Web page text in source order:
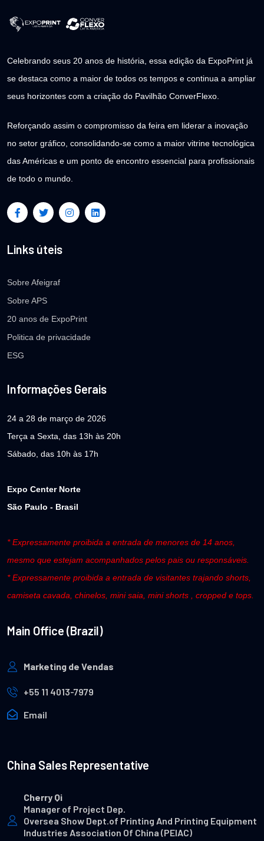
Celebrando seus 20 anos de história, essa edição da ExpoPrint já
se destaca como a maior de todos os tempos e continua a ampliar
seus horizontes com a criação do Pavilhão ConverFlexo.
Reforçando assim o compromisso da feira em liderar a inovação
no setor gráfico, consolidando-se como a maior vitrine tecnológica
das Américas e um ponto de encontro essencial para profissionais
de todo o mundo.
Links úteis
Sobre Afeigraf
Sobre APS
20 anos de ExpoPrint
Politica de privacidade
ESG
Informações Gerais
24 a 28 de março de 2026
Terça a Sexta, das 13h às 20h
Sábado, das 10h às 17h
Expo Center Norte
São Paulo - Brasil
* Expressamente proibida a entrada de menores de 14 anos,
mesmo que estejam acompanhados pelos pais ou responsáveis.
* Expressamente proibida a entrada de visitantes trajando shorts,
camiseta cavada, chinelos, mini saia, mini shorts , cropped e tops.
Main Office (Brazil)
Marketing de Vendas
+55 11 4013-7979
Email
China Sales Representative
Cherry Qi
Manager of Project Dep.
Oversea Show Dept.of Printing And Printing Equipment
Industries Association Of China (PEIAC)